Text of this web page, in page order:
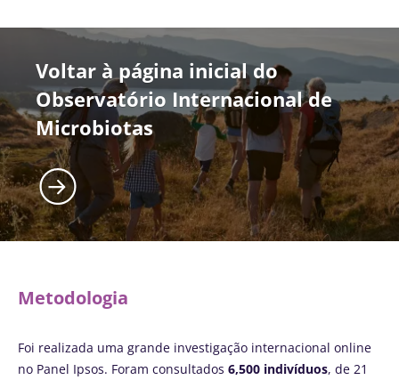
Voltar à página inicial do
Observatório Internacional de
Microbiotas
Metodologia
Foi realizada uma grande investigação internacional online
no Panel Ipsos. Foram consultados 6,500 indivíduos, de 21